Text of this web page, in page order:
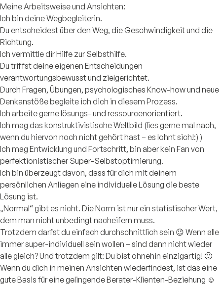
Meine Arbeitsweise und Ansichten:
Ich bin deine Wegbegleiterin.
Du entscheidest über den Weg, die Geschwindigkeit und die
Richtung.
Ich vermittle dir Hilfe zur Selbsthilfe.
Du triffst deine eigenen Entscheidungen
verantwortungsbewusst und zielgerichtet.
Durch Fragen, Übungen, psychologisches Know-how und neue
Denkanstöße begleite ich dich in diesem Prozess.
Ich arbeite gerne lösungs- und ressourcenorientiert.
Ich mag das konstruktivistische Weltbild (lies gerne mal nach,
wenn du hiervon noch nicht gehört hast – es lohnt sich!:) )
Ich mag Entwicklung und Fortschritt, bin aber kein Fan von
perfektionistischer Super-Selbstoptimierung.
Ich bin überzeugt davon, dass für dich mit deinem
persönlichen Anliegen eine individuelle Lösung die beste
Lösung ist.
„Normal“ gibt es nicht. Die Norm ist nur ein statistischer Wert,
dem man nicht unbedingt nacheifern muss.
Trotzdem darfst du einfach durchschnittlich sein 😉 Wenn alle
immer super-individuell sein wollen – sind dann nicht wieder
alle gleich? Und trotzdem gilt: Du bist ohnehin einzigartig! 🙂
Wenn du dich in meinen Ansichten wiederfindest, ist das eine
gute Basis für eine gelingende Berater-Klienten-Beziehung ☺